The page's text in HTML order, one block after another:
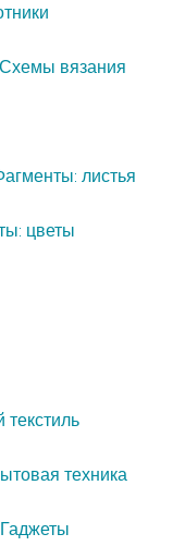
вязания
листья
цветы
техника